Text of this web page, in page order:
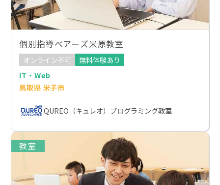
個別指導ベアーズ米原教室
オンライン不可
無料体験あり
IT・Web
鳥取県 米子市
QUREO（キュレオ）プログラミング教室
教室